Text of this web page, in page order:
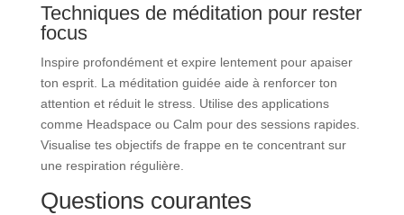
Techniques de méditation pour rester
focus
Inspire profondément et expire lentement pour apaiser
ton esprit. La méditation guidée aide à renforcer ton
attention et réduit le stress. Utilise des applications
comme Headspace ou Calm pour des sessions rapides.
Visualise tes objectifs de frappe en te concentrant sur
une respiration régulière.
Questions courantes